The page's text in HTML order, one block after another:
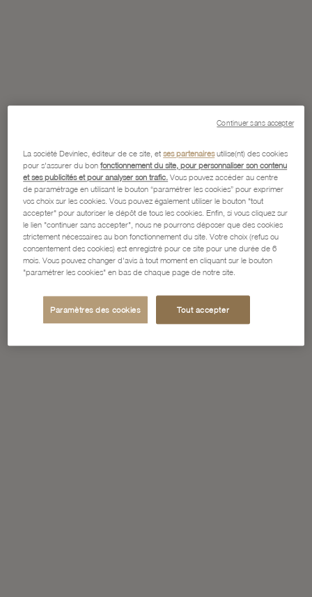
La société Devinlec, éditeur de ce site, etses partenairesutilise(nt) des cookies
pour s'assurer du bonfonctionnement du site, pour personnaliser son contenu
et ses publicités et pour analyser son trafic. Vous pouvez accéder au centre
de paramétrage en utilisant le bouton “paramétrer les cookies” pour exprimer
vos choix sur les cookies. Vous pouvez également utiliser le bouton "tout
accepter" pour autoriser le dépôt de tous les cookies. Enfin, si vous cliquez sur
le lien "continuer sans accepter", nous ne pourrons déposer que des cookies
strictement nécessaires au bon fonctionnement du site. Votre choix (refus ou
consentement des cookies) est enregistré pour ce site pour une durée de 6
mois. Vous pouvez changer d'avis à tout moment en cliquant sur le bouton
"paramétrer les cookies" en bas de chaque page de notre site.
Paramètres des cookies Tout accepter
Continuer sans accepter